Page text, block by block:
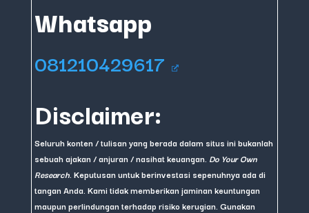
Whatsapp
081210429617
Disclaimer:
Seluruh konten / tulisan yang berada dalam situs ini bukanlah
sebuah ajakan / anjuran / nasihat keuangan. Do Your Own
Research . Keputusan untuk berinvestasi sepenuhnya ada di
tangan Anda. Kami tidak memberikan jaminan keuntungan
maupun perlindungan terhadap risiko kerugian. Gunakan